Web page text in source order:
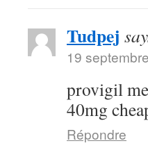
Tudpej
19
provigil
40mg
Répondre